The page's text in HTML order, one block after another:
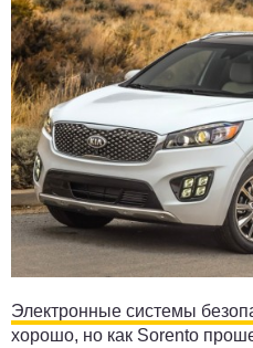
Электронные системы
хорошо, но как Sorento